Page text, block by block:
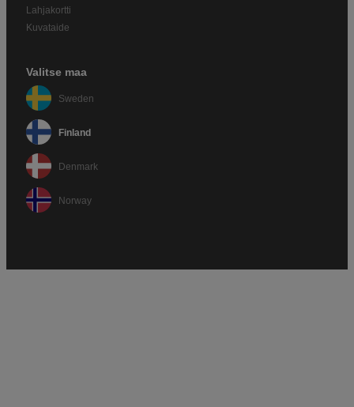
Lahjakortti
Kuvataide
Valitse maa
Sweden
Finland
Denmark
Norway